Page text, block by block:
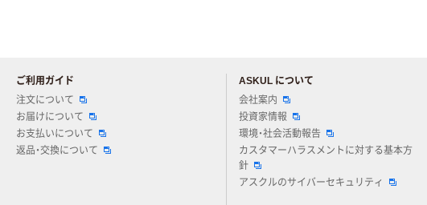
ご利用ガイド
注文について
お届けについて
お支払いについて
返品・交換について
ASKUL について
会社案内
投資家情報
環境・社会活動報告
カスタマーハラスメントに対する基本方
針
アスクルのサイバーセキュリティ